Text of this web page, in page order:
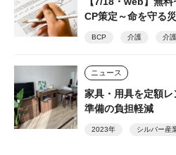
CP策定～命を守る
性」 シルバー産
BCP 介護 介
ニュース
家具・用具を定額
準備の負担軽減
2023年 シルバー産